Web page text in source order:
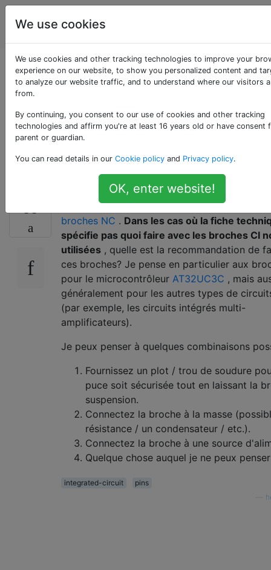
Ingénierie
électrique
«Règle générale»
générale pour les
broches IC non
utilisées
33 Ceci est un peu similaire àcette question sur
broches NC . Dans les cas où la fiche
spécifie pas quoi faire avec les broches CI
utilisées , quelle est la recommandation de
ces broches? Je pense en particulier aux
pour le microcontrôleur AT32UC3C , mais
généralement pour les autres types de
(par exemple, les circuits intégrés multi-
amplificateurs).
Je peux penser à quelques combinaisons
Fournissez un plot / trou de soudure
puce soit sécurisée tout en laissant la
suspension.
Connectez la broche à la masse
résistance / un condensateur / etc.).
Connectez la broche à une source
Quelque chose auquel je ne peux penser
integrated-circuit
pins
We use cookies
We use cookies and other tracking technologies to improve your
experience on our website, to show you personalized content and
to analyze our website traffic, and to understand where our visitors
from.
By continuing, you consent to our use of cookies and other tracking
technologies and affirm you're at least 16 years old or have consent
parent or guardian.
You can read details in our Cookie policy and Privacy policy.
OK, enter website!